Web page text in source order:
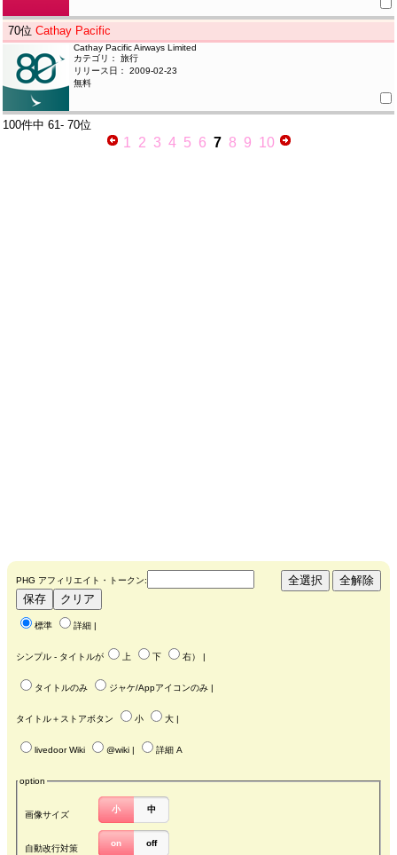
70位Cathay Pacific
Cathay Pacific Airways Limited
カテゴリ： 旅行
リリース日： 2009-02-23
無料
100件中 61- 70位
1 2 3 4 5 6 7 8 9 10
PHG アフィリエイト・トークン:
標準 詳細
シンプル - タイトルが 上 下 右） |
タイトルのみ ジャケ/Appアイコンのみ
タイトル＋ストアボタン 小 大
livedoor Wiki @wiki 詳細 A
option
画像サイズ
小 中
自動改行対策
on off